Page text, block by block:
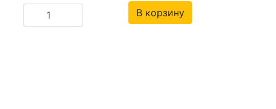
В корзину